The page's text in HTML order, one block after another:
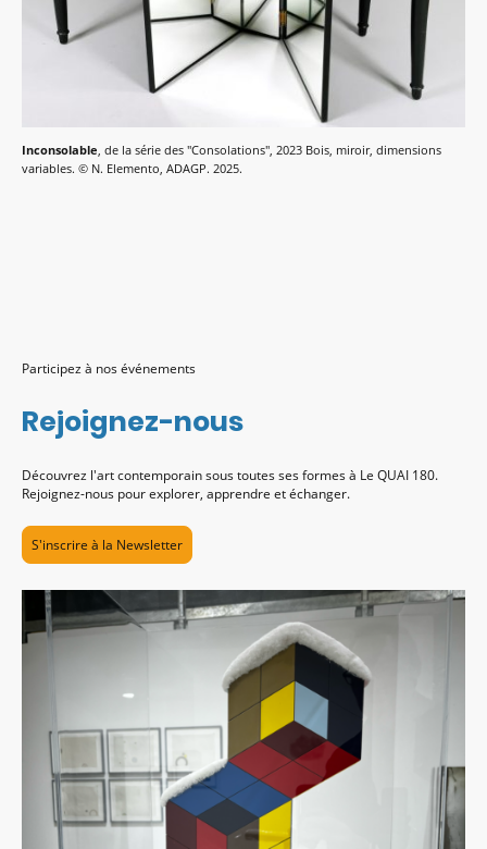
Inconsolable , de la série des "Consolations", 2023 Bois, miroir, dimensions
variables. © N. Elemento, ADAGP. 2025.
Participez à nos événements
Rejoignez-nous
Découvrez l'art contemporain sous toutes ses formes à Le QUAI 180.
Rejoignez-nous pour explorer, apprendre et échanger.
S'inscrire à la Newsletter